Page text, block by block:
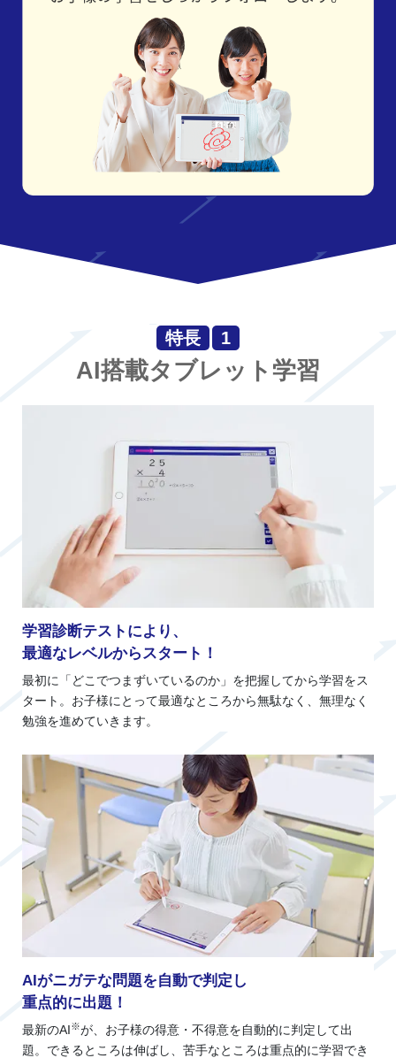
特長 1
AI搭載タブレット学習
学習診断テストにより、
最適なレベルからスタート！
最初に「どこでつまずいているのか」を把握してから学習をス
タート。お子様にとって最適なところから無駄なく、無理なく
勉強を進めていきます。
AIがニガテな問題を自動で判定し
重点的に出題！
最新のAI※が、お子様の得意・不得意を自動的に判定して出
題。できるところは伸ばし、苦手なところは重点的に学習でき